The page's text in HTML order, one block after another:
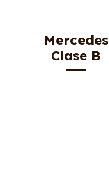
Mercedes
Clase B